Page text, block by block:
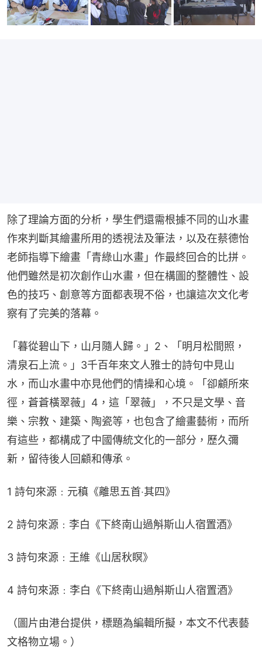
除了理論方面的分析，學生們還需根據不同的山水畫
作來判斷其繪畫所用的透視法及筆法，以及在蔡德怡
老師指導下繪畫「青綠山水畫」作最終回合的比拼。
他們雖然是初次創作山水畫，但在構圖的整體性、設
色的技巧、創意等方面都表現不俗，也讓這次文化考
察有了完美的落幕。
「暮從碧山下，山月隨人歸。」2、「明月松間照，
清泉石上流。」3千百年來文人雅士的詩句中見山
水，而山水畫中亦見他們的情操和心境。「卻顧所來
徑，蒼蒼橫翠薇」4，這「翠薇」，不只是文學、音
樂、宗教、建築、陶瓷等，也包含了繪畫藝術，而所
有這些，都構成了中國傳統文化的一部分，歷久彌
新，留待後人回顧和傳承。
1 詩句來源﹕元稹《離思五首‧其四》
2 詩句來源﹕李白《下終南山過斛斯山人宿置酒》
3 詩句來源﹕王維《山居秋瞑》
4 詩句來源﹕李白《下終南山過斛斯山人宿置酒》
（圖片由港台提供，標題為編輯所擬，本文不代表藝
文格物立場。）